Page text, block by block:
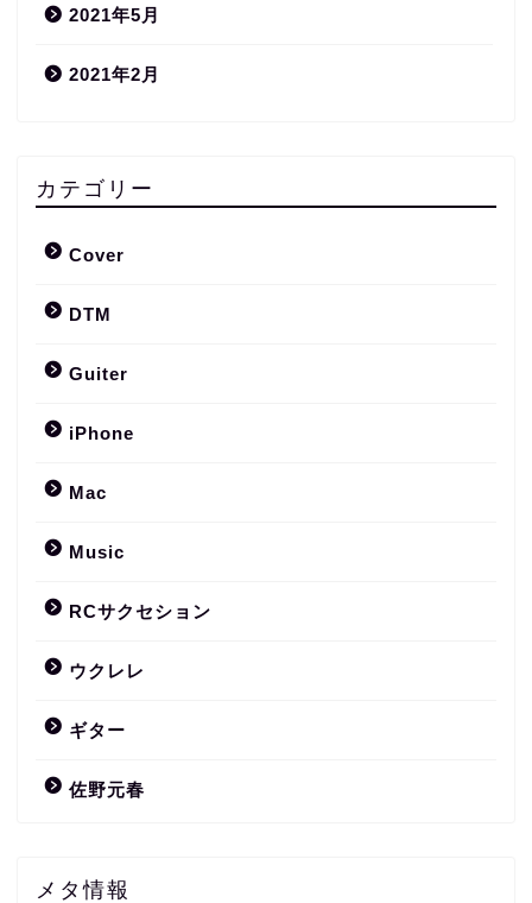
2021年5月
2021年2月
カテゴリー
Cover
DTM
Guiter
iPhone
Mac
Music
RCサクセション
ウクレレ
ギター
佐野元春
メタ情報